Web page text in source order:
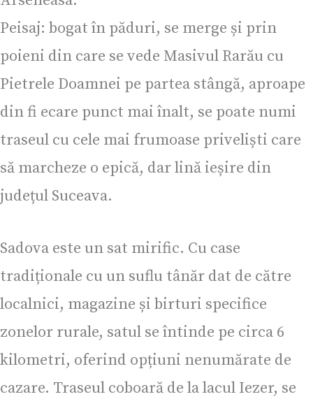
Peisaj: bogat în păduri, se merge și prin
poieni din care se vede Masivul Rarău cu
Pietrele Doamnei pe partea stângă, aproape
din fi ecare punct mai înalt, se poate numi
traseul cu cele mai frumoase priveliști care
să marcheze o epică, dar lină ieșire din
județul Suceava.
Sadova este un sat mirific. Cu case
tradiționale cu un suflu tânăr dat de către
localnici, magazine și birturi specifice
zonelor rurale, satul se întinde pe circa 6
kilometri, oferind opțiuni nenumărate de
cazare. Traseul coboară de la lacul Iezer, se